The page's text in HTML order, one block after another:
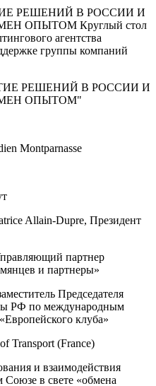
РЕШЕНИЙ В РОССИИ И
ОПЫТОМ Круглый стол
агентства
группы компаний
РЕШЕНИЙ В РОССИИ И
ОПЫТОМ"
Montparnasse
Allain-Dupre, Президент
партнер
и партнеры»
Председателя
РФ по международным
клуба»
Transport (France)
и взаимодействия
Союзе в свете «обмена